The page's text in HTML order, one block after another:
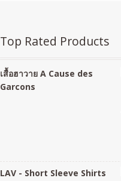
Top Rated Products
เสื้อฮาวาย A Cause des
Garcons
LAV - Short Sleeve Shirts